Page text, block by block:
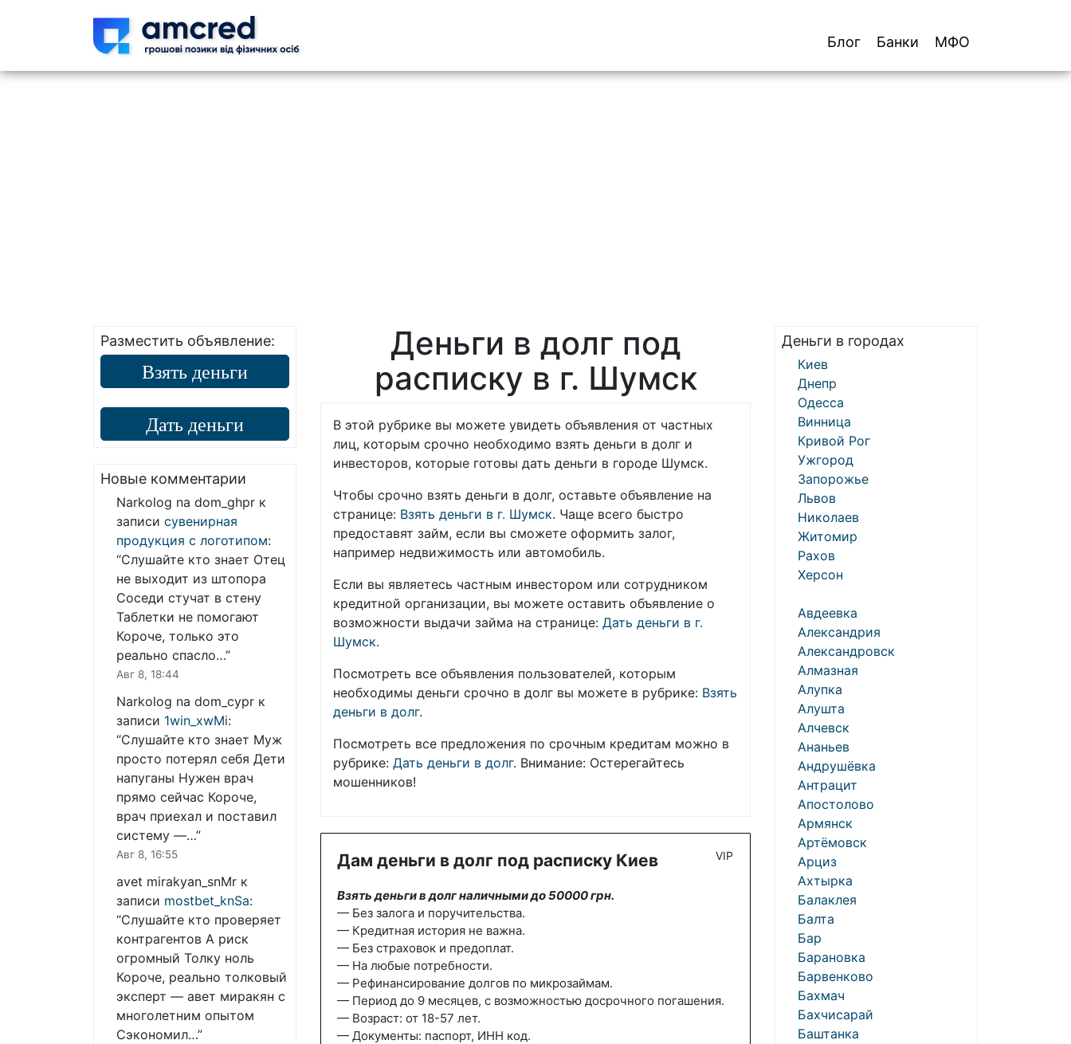
МФО
Банки
Блог
Разместить объявление:
Взять деньги
Дать деньги
Новые комментарии
Narkolog na dom_ghpr к
записи сувенирная
продукция с логотипом:
“Слушайте кто знает Отец
не выходит из штопора
Соседи стучат в стену
Таблетки не помогают
Короче, только это
реально спасло…”
Авг 8, 18:44
Narkolog na dom_cypr к
записи 1win_xwMi:
“Слушайте кто знает Муж
просто потерял себя Дети
напуганы Нужен врач
прямо сейчас Короче,
врач приехал и поставил
систему —…”
Авг 8, 16:55
avet mirakyan_snMr к
записи mostbet_knSa:
“Слушайте кто проверяет
контрагентов А риск
огромный Толку ноль
Короче, реально толковый
эксперт — авет миракян с
многолетним опытом
Сэкономил…”
Деньги в долг под
расписку в г. Шумск
В этой рубрике вы можете увидеть объявления от частных
лиц, которым срочно необходимо взять деньги в долг и
инвесторов, которые готовы дать деньги в городе Шумск.
Чтобы срочно взять деньги в долг, оставьте объявление на
странице: Взять деньги в г. Шумск. Чаще всего быстро
предоставят займ, если вы сможете оформить залог,
например недвижимость или автомобиль.
Если вы являетесь частным инвестором или сотрудником
кредитной организации, вы можете оставить объявление о
возможности выдачи займа на странице: Дать деньги в г.
Шумск.
Посмотреть все объявления пользователей, которым
необходимы деньги срочно в долг вы можете в рубрике: Взять
деньги в долг.
Посмотреть все предложения по срочным кредитам можно в
рубрике: Дать деньги в долг. Внимание: Остерегайтесь
мошенников!
Дам деньги в долг под расписку Киев
Взять деньги в долг наличными до 50000 грн.
— Без залога и поручительства.
— Кредитная история не важна.
— Без страховок и предоплат.
— На любые потребности.
— Рефинансирование долгов по микрозаймам.
— Период до 9 месяцев, с возможностью досрочного погашения.
— Возраст: от 18-57 лет.
— Документы: паспорт, ИНН код.
VIP
Деньги в городах
Киев
Днепр
Одесса
Винница
Кривой Рог
Ужгород
Запорожье
Львов
Николаев
Житомир
Рахов
Херсон
Авдеевка
Александрия
Александровск
Алмазная
Алупка
Алушта
Алчевск
Ананьев
Андрушёвка
Антрацит
Апостолово
Армянск
Артёмовск
Арциз
Ахтырка
Балаклея
Балта
Бар
Барановка
Барвенково
Бахмач
Бахчисарай
Баштанка